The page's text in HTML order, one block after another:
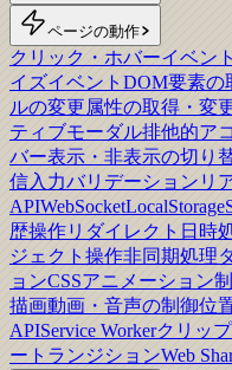
ページの動作
クリック・ホバーイベント
イズイベント DOM要素の
ルの変更属性の取得・変
ティブモーダル排他的ア
バー表示・非表示の切り
信入力バリデーション リ
APIWebSocketLocalStorage
歴操作リダイレクト 日時
ジェクト操作非同期処理
ョンCSSアニメーション
描画動画・音声の制御位
APIService Workerクリッ
ートランジションWeb